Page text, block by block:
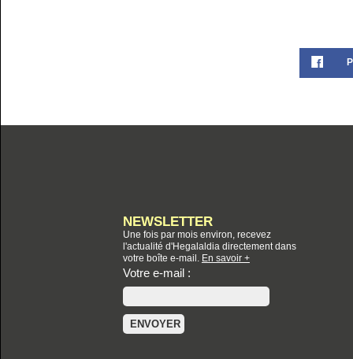
NEWSLETTER
Une fois par mois environ, recevez
l'actualité d'Hegalaldia directement dans
votre boîte e-mail.
En savoir +
Votre e-mail :